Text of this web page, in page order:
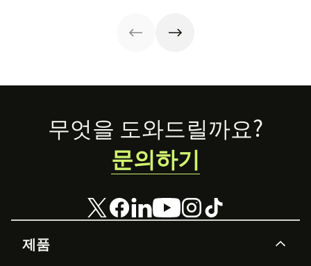
Footer
제품
무엇을 도와드릴까요?
문의하기